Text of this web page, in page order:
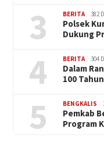
3 BERITA 382
Polsek
Dukung
4 BERITA 304
Dalam
100
5 BENGKALIS
Pemkab
Program